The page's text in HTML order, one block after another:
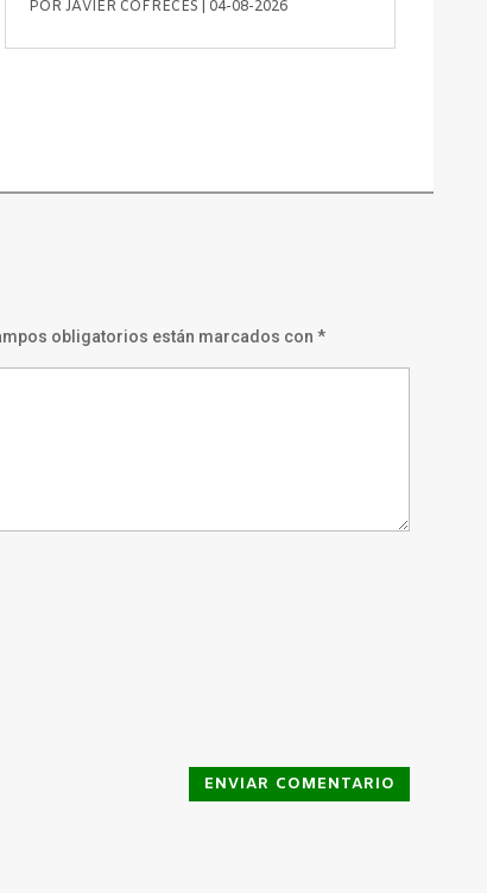
POR JAVIER COFRECES 04-08-2026
obligatorios están marcados con*
ENVIAR COMENTARIO